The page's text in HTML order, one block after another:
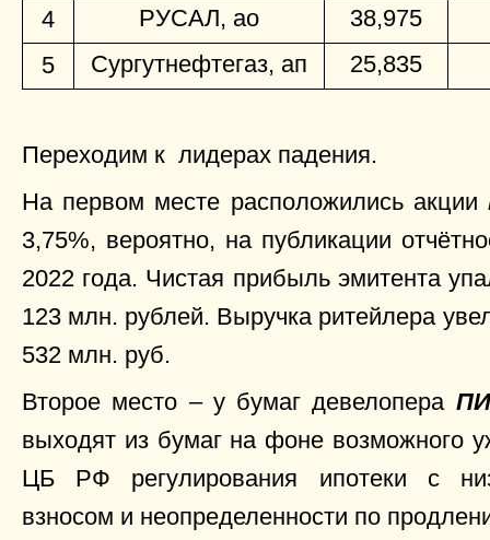
4
РУСАЛ, ао
38,975
5
Сургутнефтегаз, ап 25,835
Переходим к лидерах падения.
На первом месте расположились акции
3,75%, вероятно, на публикации
2022 года. Чистая прибыль эмитента
123 млн. рублей. Выручка ритейлера
532 млн. руб.
Второе место – у бумаг девелопера
выходят из бумаг на фоне возможного
ЦБ РФ регулирования ипотеки с
взносом и неопределенности по